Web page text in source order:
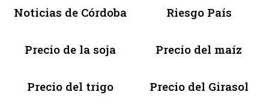
Noticias de Córdoba Riesgo País
Precio de la soja Precio del maíz
Precio del trigo Precio del Girasol